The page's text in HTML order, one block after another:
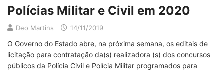
Polícias Militar e Civil em 2020
Deo Martins 14/11/2019
O Governo do Estado abre, na próxima semana, os editais de
licitação para contratação da(s) realizadora (s) dos concursos
públicos da Polícia Civil e Polícia Militar programados para